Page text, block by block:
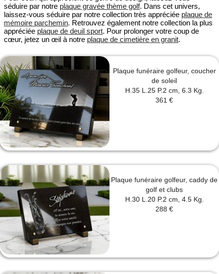
séduire par notre plaque gravée thème golf. Dans cet univers,
laissez-vous séduire par notre collection très appréciée plaque de
mémoire parchemin. Retrouvez également notre collection la plus
appréciée plaque de deuil sport. Pour prolonger votre coup de
cœur, jetez un œil à notre plaque de cimetière en granit.
Plaque funéraire golfeur, coucher
de soleil
H.35 L.25 P.2 cm, 6.3 Kg.
361 €
Plaque funéraire golfeur, caddy de
golf et clubs
H.30 L.20 P.2 cm, 4.5 Kg.
288 €